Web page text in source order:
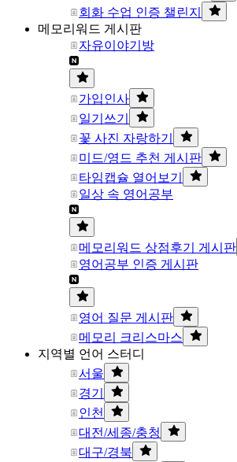
회화 수업 인증 챌린지
메모리워드 게시판
자유이야기방
가입인사
일기쓰기
꽃 사진 자랑하기
미드/영드 추천 게시판
타임캡슐 열어보기
일상 속 영어공부
메모리워드 상점후기 게시판
영어공부 인증 게시판
영어 질문 게시판
메모리 크리스마스
지역별 언어 스터디
서울
경기
인천
대전/세종/충청
대구/경북